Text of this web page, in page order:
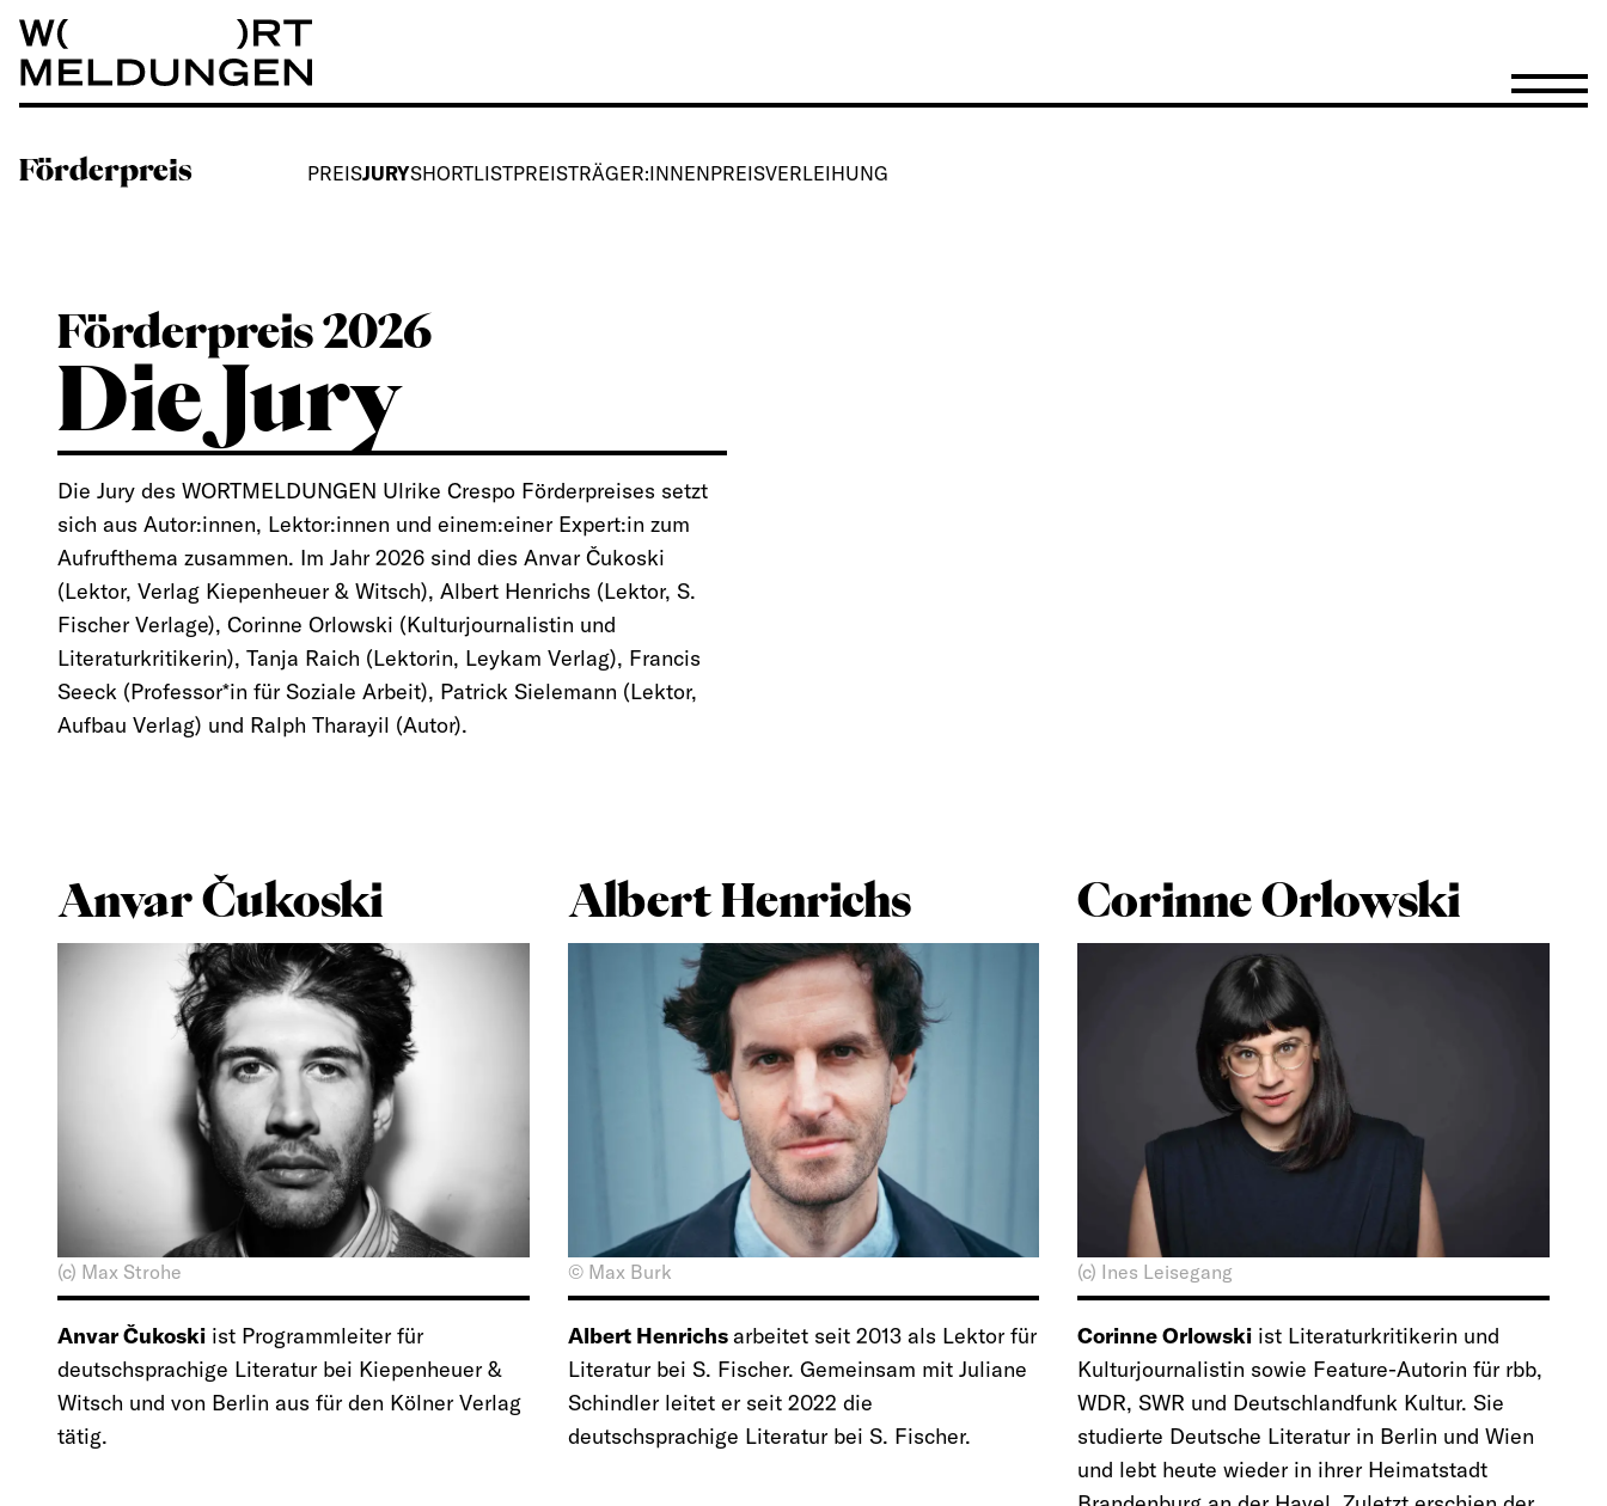
Wortmeldungen
Förderpreis PREISJURYSHORTLISTPREISTRÄGER:INNENPREISVERLEIHUNG
Förderpreis 2026
Die Jury
Die Jury des WORTMELDUNGEN Ulrike Crespo Förderpreises setzt
sich aus Autor:innen, Lektor:innen und einem:einer Expert:in zum
Aufrufthema zusammen. Im Jahr 2026 sind dies Anvar Čukoski
(Lektor, Verlag Kiepenheuer & Witsch), Albert Henrichs (Lektor, S.
Fischer Verlage), Corinne Orlowski (Kulturjournalistin und
Literaturkritikerin), Tanja Raich (Lektorin, Leykam Verlag), Francis
Seeck (Professor*in für Soziale Arbeit), Patrick Sielemann (Lektor,
Aufbau Verlag) und Ralph Tharayil (Autor).
Anvar Čukoski
(c) Max Strohe
Anvar Čukoski ist Programmleiter für
deutschsprachige Literatur bei Kiepenheuer &
Witsch und von Berlin aus für den Kölner Verlag
tätig.
Albert Henrichs
© Max Burk
Albert Henrichsarbeitet seit 2013 als Lektor für
Literatur bei S. Fischer. Gemeinsam mit Juliane
Schindler leitet er seit 2022 die
deutschsprachige Literatur bei S. Fischer.
Corinne Orlowski
(c) Ines Leisegang
Corinne Orlowski ist Literaturkritikerin und
Kulturjournalistin sowie Feature-Autorin für rbb,
WDR, SWR und Deutschlandfunk Kultur. Sie
studierte Deutsche Literatur in Berlin und Wien
und lebt heute wieder in ihrer Heimatstadt